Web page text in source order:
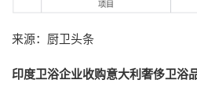
来源：厨卫头条
印度卫浴企业收购意大利奢侈卫浴